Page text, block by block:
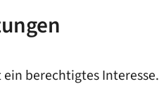
berechtigtes Interesse.